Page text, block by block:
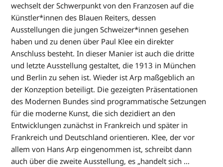
wechselt der Schwerpunkt von den Franzosen auf die
Künstler*innen des Blauen Reiters, dessen
Ausstellungen die jungen Schweizer*innen gesehen
haben und zu denen über Paul Klee ein direkter
Anschluss besteht. In dieser Manier ist auch die dritte
und letzte Ausstellung gestaltet, die 1913 in München
und Berlin zu sehen ist. Wieder ist Arp maßgeblich an
der Konzeption beteiligt. Die gezeigten Präsentationen
des Modernen Bundes sind programmatische Setzungen
für die moderne Kunst, die sich dezidiert an den
Entwicklungen zunächst in Frankreich und später in
Frankreich und Deutschland orientieren. Klee, der vor
allem von Hans Arp eingenommen ist, schreibt dann
auch über die zweite Ausstellung, es „handelt sich …